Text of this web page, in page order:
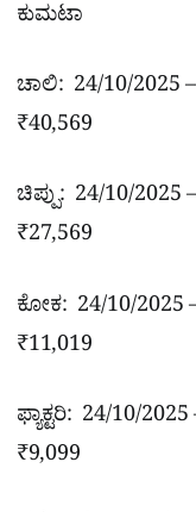
ಕುಮಟಾ
ಚಾಲಿ: 24/10/2025
₹40,569
ಚಿಪ್ಪು: 24/10/2025
₹27,569
ಕೋಕ: 24/10/2025
₹11,019
ಫ್ಯಾಕ್ಟರಿ: 24/10/
₹9,099